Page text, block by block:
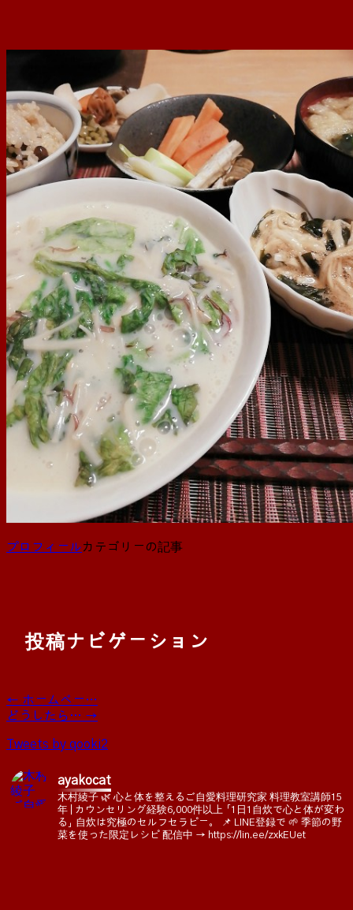
プロフィールカテゴリーの記事
投稿ナビゲーション
← ホームベー…
どうしたら… →
Tweets by qooki2
ayakocat
木村綾子 🌿 心と体を整えるご自愛料理研究家 料理教室講師15
年 | カウンセリング経験6,000件以上 「1日1自炊で心と体が変わ
る」 自炊は究極のセルフセラピー。 📌 LINE登録で 🌱 季節の野
菜を使った限定レシピ 配信中 → https://lin.ee/zxkEUet